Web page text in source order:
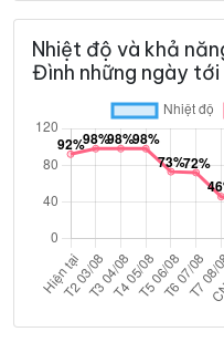
Nhiệt độ và khả
Đình những ngày tới